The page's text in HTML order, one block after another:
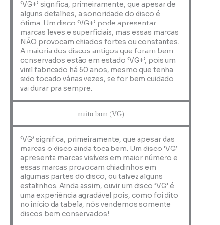
‘VG+’ significa, primeiramente, que apesar de
alguns detalhes, a sonoridade do disco é
ótima. Um disco ‘VG+’ pode apresentar
marcas leves e superficiais, mas essas marcas
NÃO provocam chiados fortes ou constantes.
A maioria dos discos antigos que foram bem
conservados estão em estado ‘VG+’, pois um
vinil fabricado há 50 anos, mesmo que tenha
sido tocado várias vezes, se for bem cuidado
vai durar pra sempre.
muito bom (VG)
‘VG’ significa, primeiramente, que apesar das
marcas o disco ainda toca bem. Um disco ‘VG’
apresenta marcas visíveis em maior número e
essas marcas provocam chiadinhos em
algumas partes do disco, ou talvez alguns
estalinhos. Ainda assim, ouvir um disco ‘VG’ é
uma experiência agradável pois, como foi dito
no início da tabela, nós vendemos somente
discos bem conservados!